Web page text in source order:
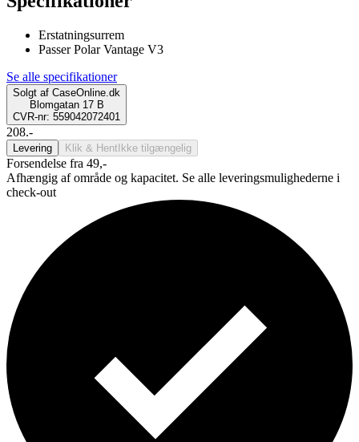
Erstatningsurrem
Passer Polar Vantage V3
Se alle specifikationer
Solgt af CaseOnline.dk
Blomgatan 17 B
CVR-nr: 559042072401
208.-
Levering Klik & Hent Ikke tilgængelig
Forsendelse fra 49,-
Afhængig af område og kapacitet. Se alle leveringsmulighederne i
check-out